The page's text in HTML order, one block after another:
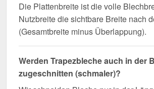
Die Plattenbreite ist die volle
Nutzbreite die sichtbare Breite nach
(Gesamtbreite minus Überlappung).
Werden Trapezbleche auch in der
zugeschnitten (schmaler)?